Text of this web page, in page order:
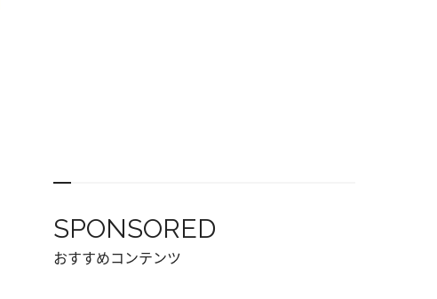
SPONSORED
おすすめコンテンツ